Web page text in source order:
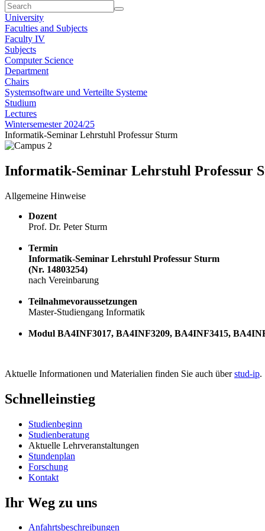
University
Faculties and Subjects
Faculty IV
Subjects
Computer Science
Department
Chairs
Systemsoftware und Verteilte Systeme
Studium
Lectures
Wintersemester 2024/25
Informatik-Seminar Lehrstuhl Professur Sturm
Informatik-Seminar Lehrstuhl Professur
Allgemeine Hinweise
Dozent
Prof. Dr. Peter Sturm
Termin
Informatik-Seminar Lehrstuhl Professur Sturm
(Nr. 14803254)
nach Vereinbarung
Teilnahmevoraussetzungen
Master-Studiengang Informatik
Modul BA4INF3017, BA4INF3209, BA4INF3415,
Aktuelle Informationen und Materialien finden Sie auch überstud-ip.
Schnelleinstieg
Studienbeginn
Studienberatung
Aktuelle Lehrveranstaltungen
Stundenplan
Forschung
Kontakt
Ihr Weg zu uns
Anfahrtsbeschreibungen